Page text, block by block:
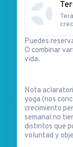
Puedes
O combinar
vida.
Nota
yoga (nos
crecimiento
semanal no
distintos que
voluntad y